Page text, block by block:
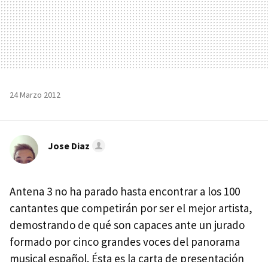
24 Marzo 2012
Jose Diaz
Antena 3 no ha parado hasta encontrar a los 100
cantantes que competirán por ser el mejor artista,
demostrando de qué son capaces ante un jurado
formado por cinco grandes voces del panorama
musical español. Ésta es la carta de presentación